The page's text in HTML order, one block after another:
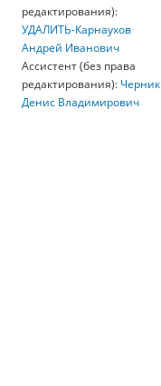
редактирования):
УДАЛИТЬ-Карнаухов
Андрей Иванович
Ассистент (без права
редактирования): Черник
Денис Владимирович